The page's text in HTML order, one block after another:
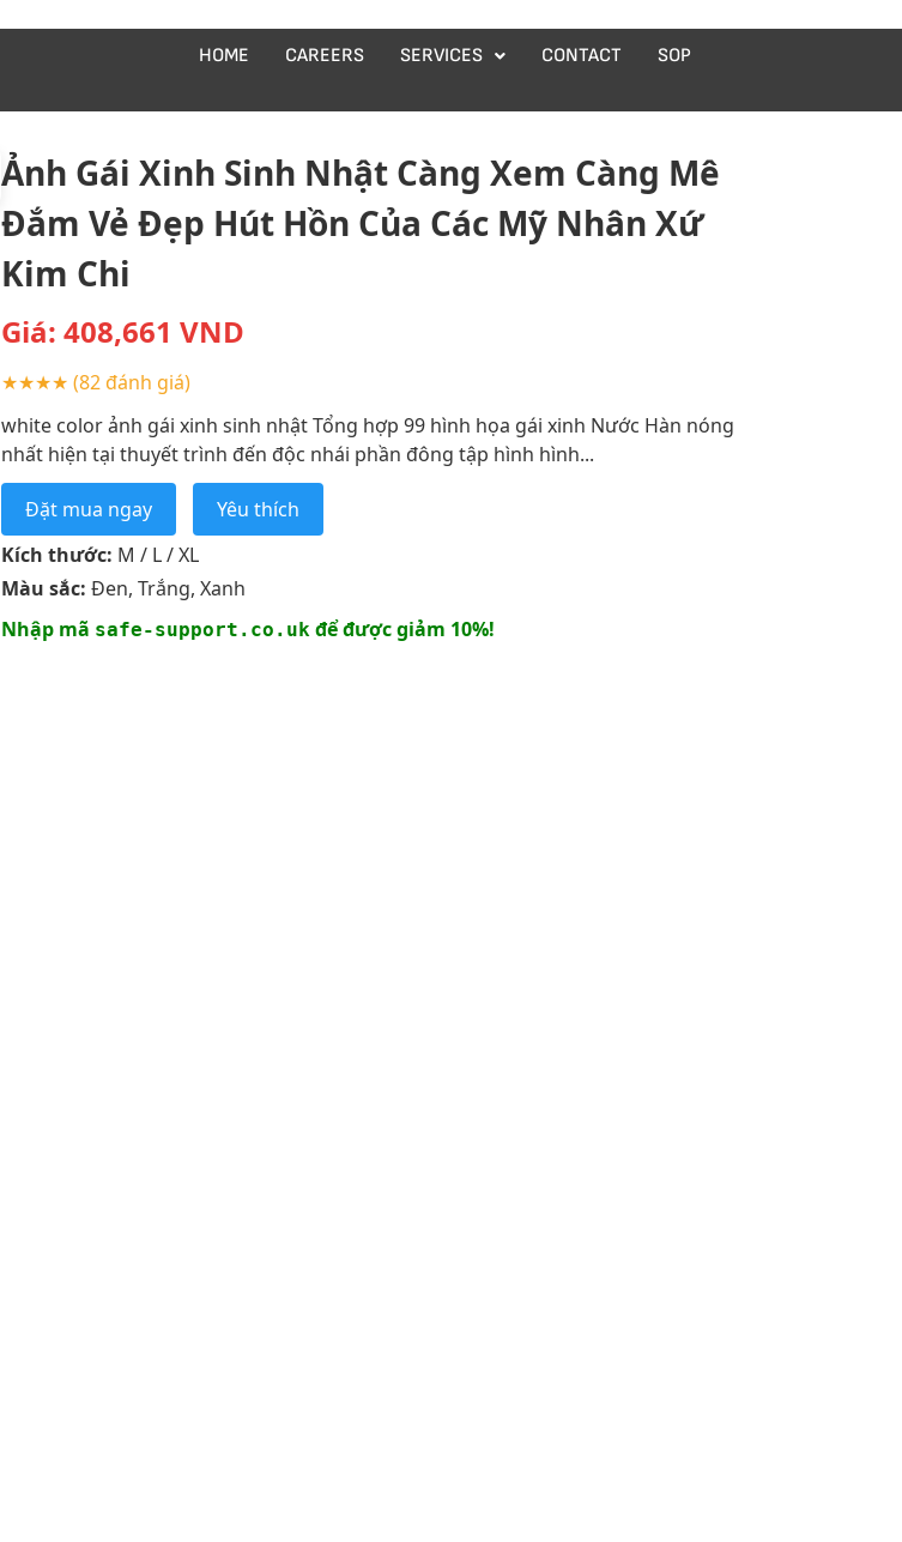
HOME CAREERS SERVICES CONTACT SOP
Ảnh Gái Xinh Sinh Nhật Càng Xem Càng Mê
Đắm Vẻ Đẹp Hút Hồn Của Các Mỹ Nhân Xứ
Kim Chi
Giá: 408,661 VND
★★★★ (82 đánh giá)
white color ảnh gái xinh sinh nhật Tổng hợp 99 hình họa gái xinh Nước Hàn nóng
nhất hiện tại thuyết trình đến độc nhái phần đông tập hình hình...
Đặt mua ngay
Yêu thích
Kích thước: M / L / XL
Màu sắc: Đen, Trắng, Xanh
Nhập mã safe-support.co.ukđể được giảm 10%!